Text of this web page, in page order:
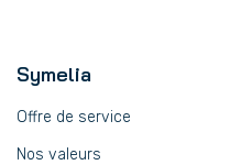
Symelia
Offre de service
Nos valeurs